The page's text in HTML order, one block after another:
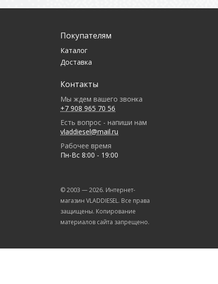
Покупателям
Каталог
Доставка
Контакты
Мы ждем вашего звонка
+7 908 965 70 56
Есть вопрос - напиши нам
vladdiesel@mail.ru
Рабочее время
Пн-Вс 8:00 - 19:00
© 2003 —2026. Интернет-
магазин VLADDIESEL. Все права
защищены. Копирование
материалов сайта запрещено.